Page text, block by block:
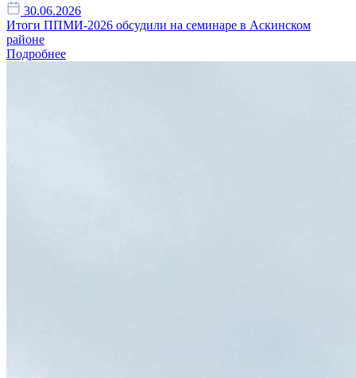
30.06.2026
Итоги ППМИ-2026 обсудили на семинаре в Аскинском
районе
Подробнее